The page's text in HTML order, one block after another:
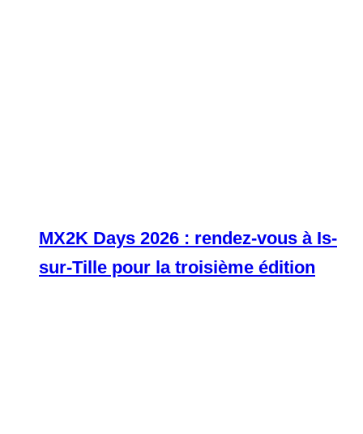
MX2K Days 2026 : rendez-vous à Is-
sur-Tille pour la troisième édition